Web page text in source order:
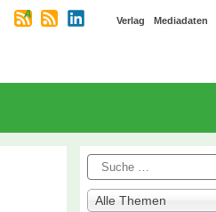
Verlag Mediadaten
Suche
Alle Themen